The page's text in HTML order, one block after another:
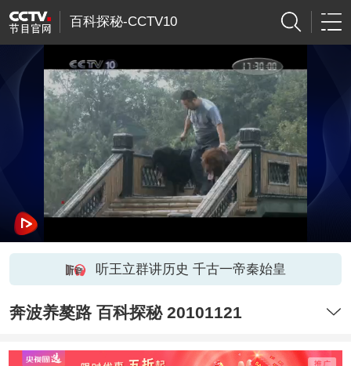
百科探秘-CCTV10
听王立群讲历史 千古一帝秦始皇
奔波养獒路 百科探秘 20101121